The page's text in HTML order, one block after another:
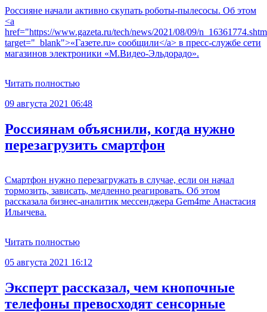
Россияне начали активно скупать роботы-пылесосы. Об этом
<a
href="https://www.gazeta.ru/tech/news/2021/08/09/
target="_blank">«Газете.ru» сообщили</a> в пресс-службе сети
магазинов электроники «М.Видео-Эльдорадо».
Читать полностью
09 августа 2021 06:48
Россиянам объяснили, когда нужно
перезагрузить смартфон
Смартфон нужно перезагружать в случае, если он начал
тормозить, зависать, медленно реагировать. Об этом
рассказала бизнес-аналитик мессенджера Gem4me Анастасия
Ильичева.
Читать полностью
05 августа 2021 16:12
Эксперт рассказал, чем кнопочные
телефоны превосходят сенсорные